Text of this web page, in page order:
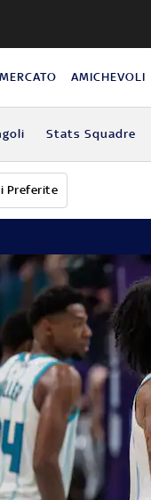
MERCATO AMICHEVOLI
Stats Squadre
Preferite